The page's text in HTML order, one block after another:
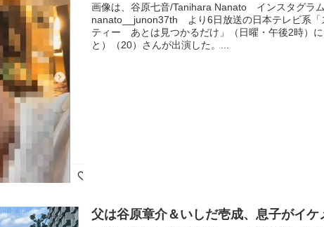
画像は、谷原七音/Tanihara Nanato インスタグラ
nanato__junon37th より6日放送の日本テレビ系「
ティー あとは見つかるだけ」（日曜・午後2時）
と）（20）さんが出演した。...
父は谷原章介＆いしだ壱成、息子がイケ